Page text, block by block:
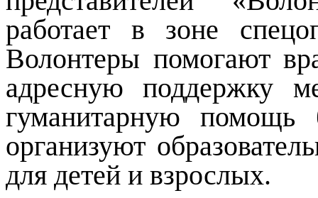
работает в зоне
Волонтеры помогают
адресную поддержку
гуманитарную
организуют
для детей и взрослых.